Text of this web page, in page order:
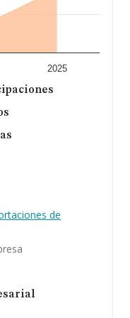
de Guipúzcoa),
4 empresas,
de euros.
relativa a las
es de 32
empresas es de 7.
S.Ase emplea en
abrasivo flexible.
un
2025
de